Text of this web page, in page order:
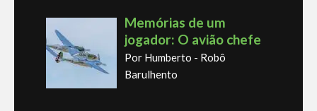
Memórias de um
jogador: O avião chefe
Por Humberto - Robô
Barulhento